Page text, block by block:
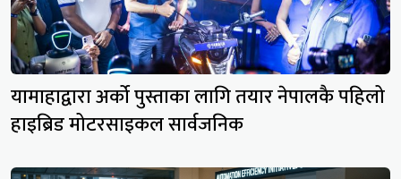
यामाहाद्वारा अर्को पुस्ताका लागि तयार नेपालकै पहिलो
हाइब्रिड मोटरसाइकल सार्वजनिक